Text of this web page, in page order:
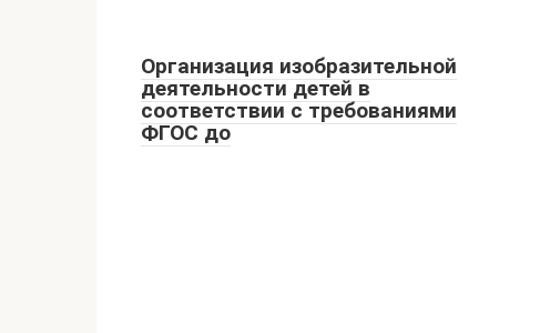
Организация изобразительной
деятельности детей в
соответствии с требованиями
ФГОС до